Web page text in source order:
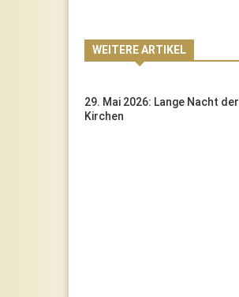
WEITERE ARTIKEL
29. Mai 2026: Lange Nacht der
Kirchen